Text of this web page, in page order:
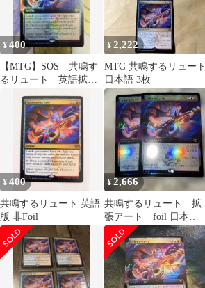
¥400
【MTG】SOS 共鳴す
るリュート 英語拡張
¥2,222
MTG 共鳴するリュート
日本語 3枚
¥400
共鳴するリュート 英語
版 非Foil
¥2,666
共鳴するリュート 拡
張アート foil 日本
語 2枚セット